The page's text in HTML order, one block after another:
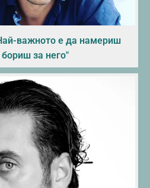
важното е да намериш
за него"